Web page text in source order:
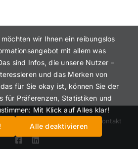
| Kontakt
Facebook
wir Ihnen ein reibungslos
mit allem was
sind Infos, die unsere Nutzer –
und das Merken von
für Sie okay ist, können Sie der
für Präferenzen, Statistiken und
Mit Klick auf Alles klar!
Alle deaktivieren